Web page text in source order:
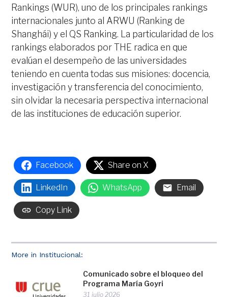
More in Institucional:
Comunicado sobre el bloqueo del
Programa María Goyri
31 julio 2026
Rankings (WUR), uno de los principales rankings
internacionales junto al ARWU (Ranking de
Shanghái) y el QS Ranking. La particularidad de los
rankings elaborados por THE radica en que
evalúan el desempeño de las universidades
teniendo en cuenta todas sus misiones: docencia,
investigación y transferencia del conocimiento,
sin olvidar la necesaria perspectiva internacional
de las instituciones de educación superior.
Facebook Share on X
LinkedIn WhatsApp Email
Copy Link